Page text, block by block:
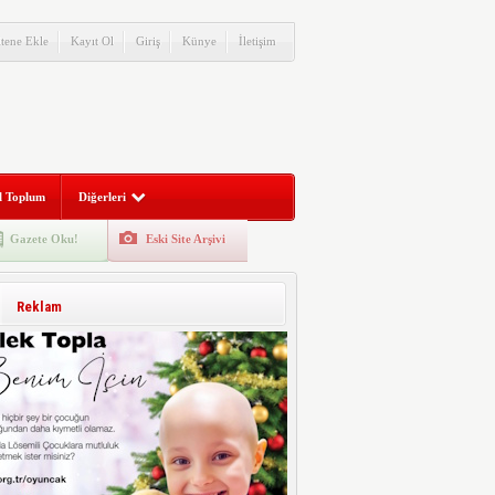
Ekle Kayıt Ol Giriş Künye İletişim
Toplum Diğerleri
Gazete Oku! Eski Site Arşivi
Reklam